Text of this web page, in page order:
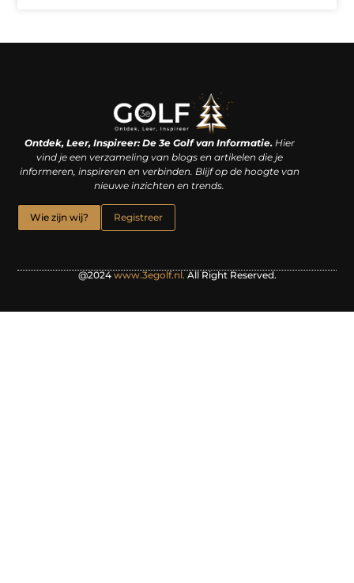
Ontdek, Leer, Inspireer: De 3e Golf van Informatie.Hier
vind je een verzameling van blogs en artikelen die je
informeren, inspireren en verbinden. Blijf op de hoogte van
nieuwe inzichten en trends.
Wie zijn wij? Registreer
@2024www.3egolf.nl.All Right Reserved.